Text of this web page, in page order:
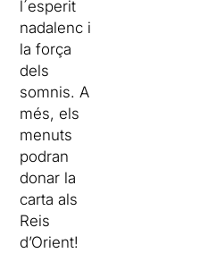
l´esperit
nadalenc i
la força
dels
somnis. A
més, els
menuts
podran
donar la
carta als
Reis
d’Orient!